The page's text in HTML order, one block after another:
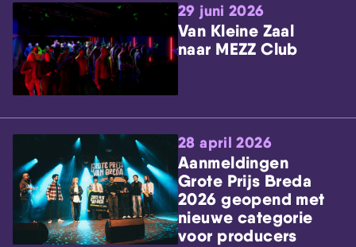
Skip navigatie
29 juni 2026
Van Kleine Zaal
naar MEZZ Club
28 april 2026
Aanmeldingen
Grote Prijs Breda
2026 geopend met
nieuwe categorie
voor producers